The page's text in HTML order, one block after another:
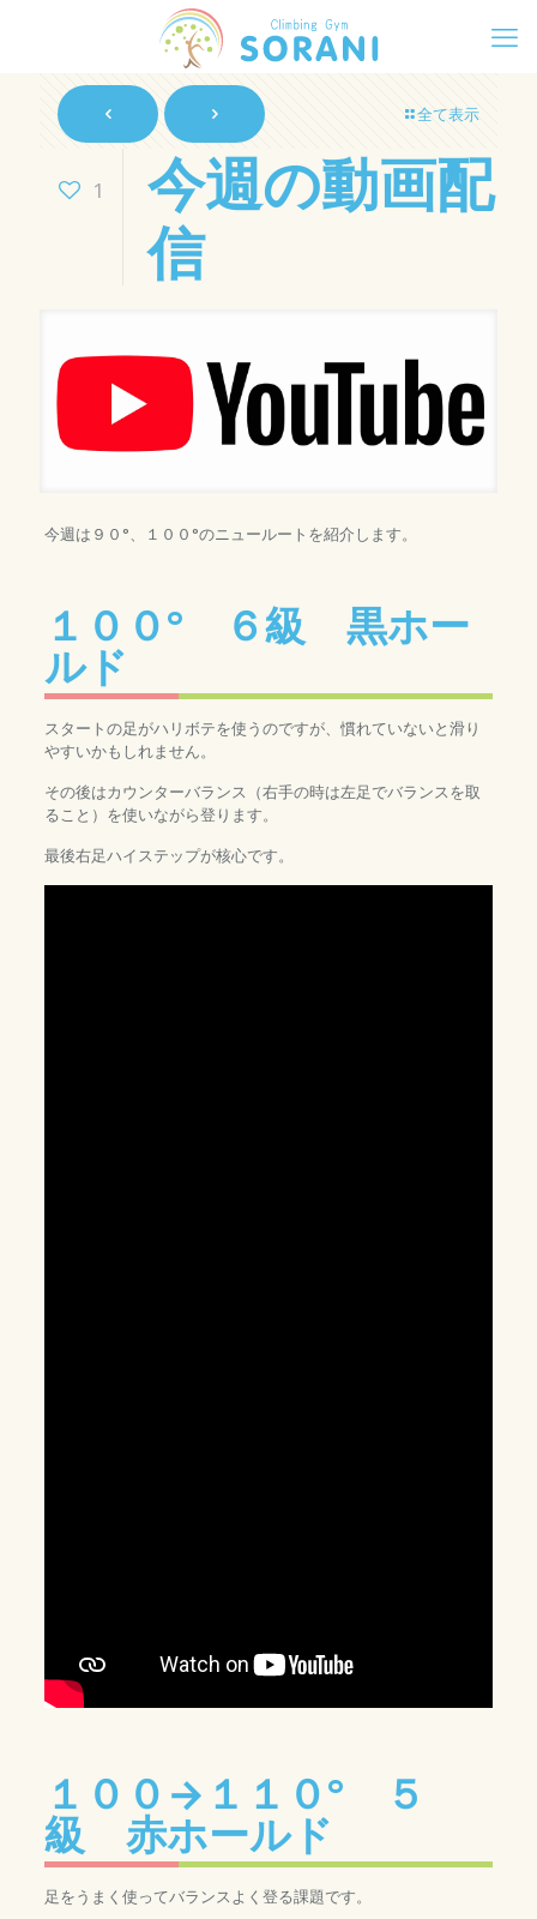
全て表示
1
今週の動画配
信
今週は９０°、１００°のニュールートを紹介します。
１００° ６級 黒ホー
ルド
スタートの足がハリボテを使うのですが、慣れていないと滑り
やすいかもしれません。
その後はカウンターバランス（右手の時は左足でバランスを取
ること）を使いながら登ります。
最後右足ハイステップが核心です。
１００→１１０° ５
級 赤ホールド
足をうまく使ってバランスよく登る課題です。